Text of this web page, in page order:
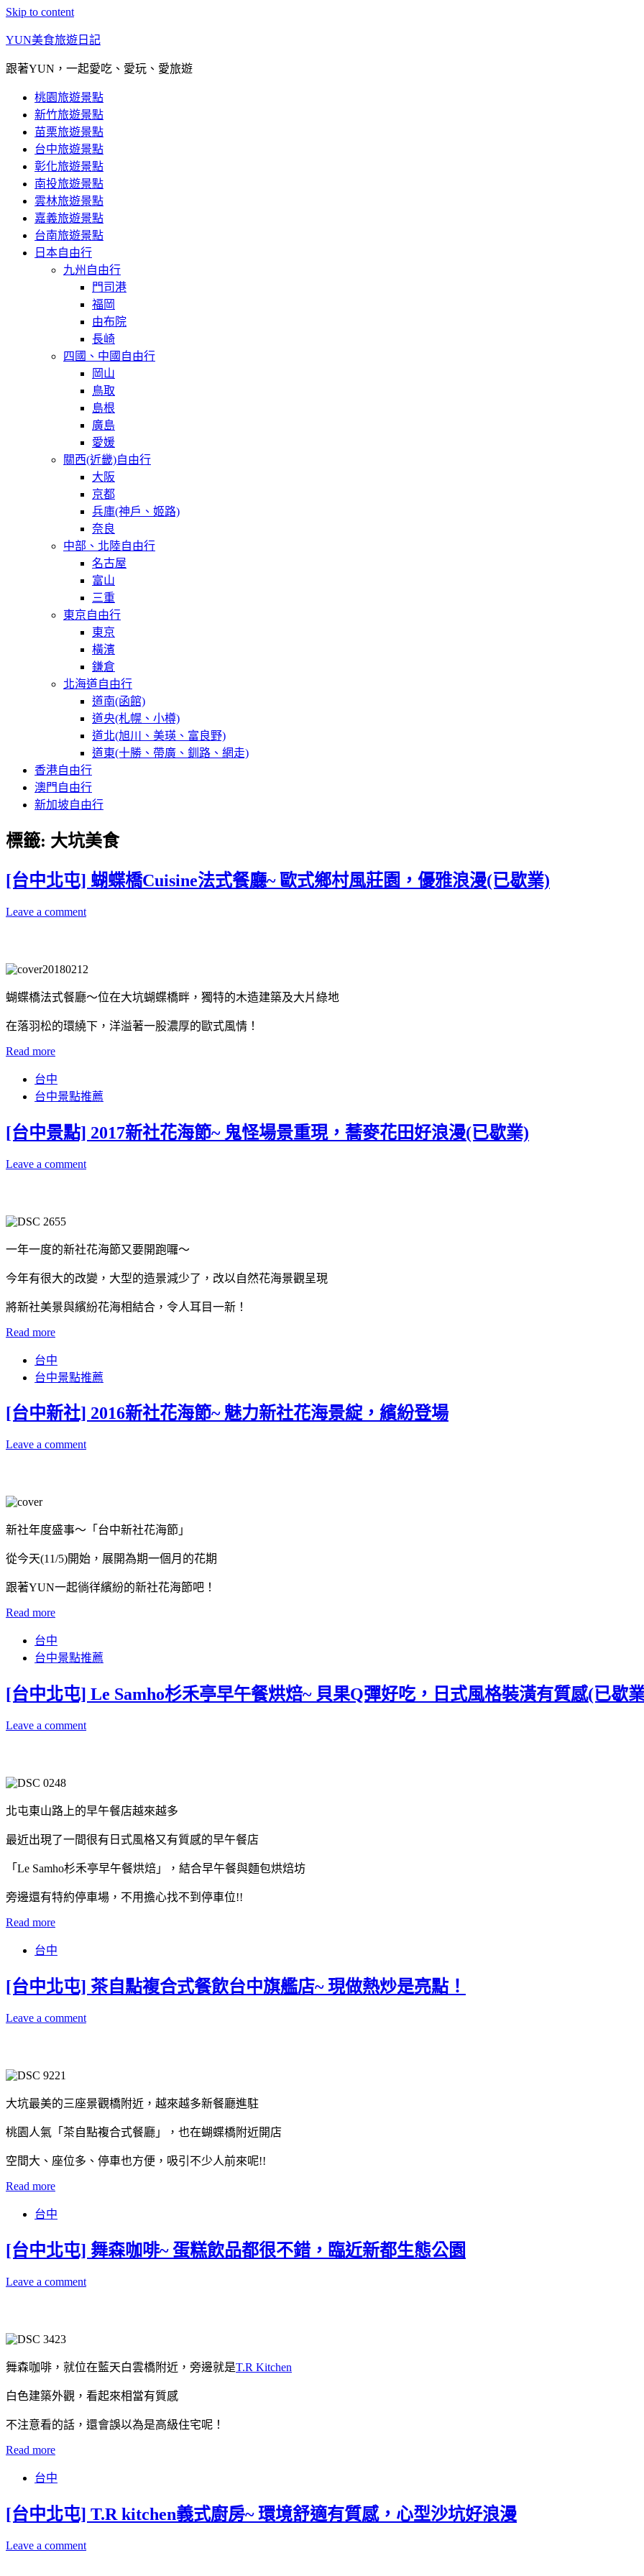
Skip to content
YUN美食旅遊日記
跟著YUN，一起愛吃、愛玩、愛旅遊
桃園旅遊景點
新竹旅遊景點
苗栗旅遊景點
台中旅遊景點
彰化旅遊景點
南投旅遊景點
雲林旅遊景點
嘉義旅遊景點
台南旅遊景點
日本自由行
九州自由行
門司港
福岡
由布院
長崎
四國、中國自由行
岡山
鳥取
島根
廣島
愛媛
關西(近畿)自由行
大阪
京都
兵庫(神戶、姬路)
奈良
中部、北陸自由行
名古屋
富山
三重
東京自由行
東京
橫濱
鎌倉
北海道自由行
道南(函館)
道央(札幌、小樽)
道北(旭川、美瑛、富良野)
道東(十勝、帶廣、釧路、網走)
香港自由行
澳門自由行
新加坡自由行
標籤: 大坑美食
[台中北屯] 蝴蝶橋Cuisine法式餐廳~ 歐式鄉村風莊園，優雅浪漫(已歇業)
Leave a comment
蝴蝶橋法式餐廳～位在大坑蝴蝶橋畔，獨特的木造建築及大片綠地
在落羽松的環繞下，洋溢著一股濃厚的歐式風情！
Read more
台中
台中景點推薦
[台中景點] 2017新社花海節~ 鬼怪場景重現，蕎麥花田好浪漫(已歇業)
Leave a comment
一年一度的新社花海節又要開跑囉～
今年有很大的改變，大型的造景減少了，改以自然花海景觀呈現
將新社美景與繽紛花海相結合，令人耳目一新！
Read more
台中
台中景點推薦
[台中新社] 2016新社花海節~ 魅力新社花海景綻，繽紛登場
Leave a comment
新社年度盛事～「台中新社花海節」
從今天(11/5)開始，展開為期一個月的花期
跟著YUN一起徜徉繽紛的新社花海節吧！
Read more
台中
台中景點推薦
[台中北屯] Le Samho杉禾亭早午餐烘焙~ 貝果Q彈好吃，日式風格裝潢有質感(已歇
Leave a comment
北屯東山路上的早午餐店越來越多
最近出現了一間很有日式風格又有質感的早午餐店
「Le Samho杉禾亭早午餐烘焙」，結合早午餐與麵包烘焙坊
旁邊還有特約停車場，不用擔心找不到停車位!!
Read more
台中
[台中北屯] 茶自點複合式餐飲台中旗艦店~ 現做熱炒是亮點！
Leave a comment
大坑最美的三座景觀橋附近，越來越多新餐廳進駐
桃園人氣「茶自點複合式餐廳」，也在蝴蝶橋附近開店
空間大、座位多、停車也方便，吸引不少人前來呢!!
Read more
台中
[台中北屯] 舞森咖啡~ 蛋糕飲品都很不錯，臨近新都生態公園
Leave a comment
舞森咖啡，就位在藍天白雲橋附近，旁邊就是T.R Kitchen
白色建築外觀，看起來相當有質感
不注意看的話，還會誤以為是高級住宅呢！
Read more
台中
[台中北屯] T.R kitchen義式廚房~ 環境舒適有質感，心型沙坑好浪漫
Leave a comment